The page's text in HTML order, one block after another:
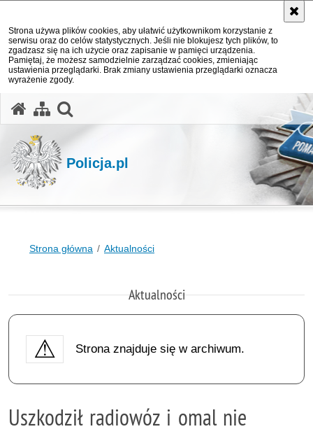
Strona używa plików cookies, aby ułatwić użytkownikom korzystanie z
serwisu oraz do celów statystycznych. Jeśli nie blokujesz tych plików, to
zgadzasz się na ich użycie oraz zapisanie w pamięci urządzenia.
Pamiętaj, że możesz samodzielnie zarządzać cookies, zmieniając
ustawienia przeglądarki. Brak zmiany ustawienia przeglądarki oznacza
wyrażenie zgody.
Policja.pl
Strona główna Aktualności
Aktualności
Strona znajduje się w archiwum.
Uszkodził radiowóz i omal nie